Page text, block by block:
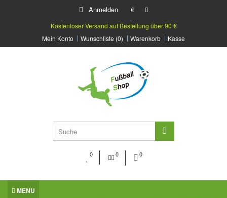
Anmelden
€
Kostenloser Versand auf Bestellung über 90 €
Mein Konto
Wunschliste (0) Warenkorb Kasse
0 0 0
MENU